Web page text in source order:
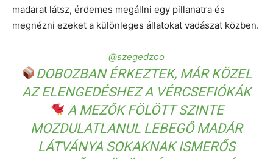
madarat látsz, érdemes megállni egy pillanatra és
megnézni ezeket a különleges állatokat vadászat közben.
@szegedzoo
DOBOZBAN ÉRKEZTEK, MÁR KÖZEL
AZ ELENGEDÉSHEZ A VÉRCSEFIÓKÁK
A MEZŐK FÖLÖTT SZINTE
MOZDULATLANUL LEBEGŐ MADÁR
LÁTVÁNYA SOKAKNAK ISMERŐS